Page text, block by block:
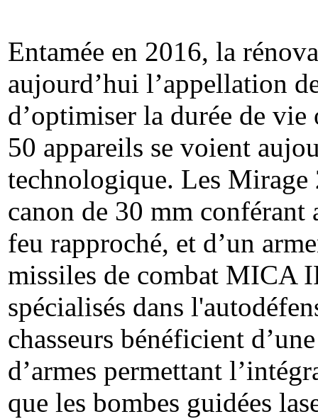
Entamée en 2016, la
aujourd’hui l’appellation
d’optimiser la durée de
50 appareils se voient
technologique. Les Mirage
canon de 30 mm conférant
feu rapproché, et d’un
missiles de combat MICA
spécialisés dans
chasseurs bénéficient
d’armes permettant
que les bombes guidées